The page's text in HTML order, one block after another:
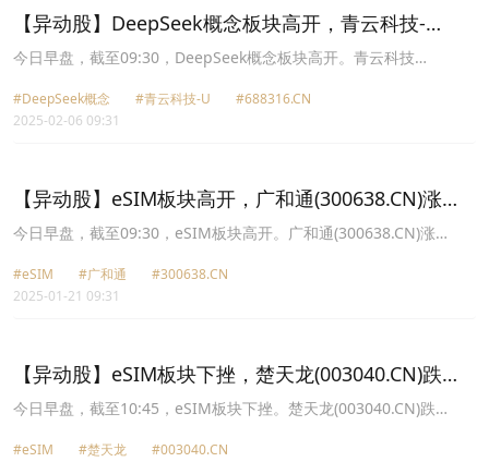
5.1元。
【异动股】DeepSeek概念板块高开，青云科技-
U(688316.CN)涨20.01%
今日早盘，截至09:30，DeepSeek概念板块高开。青云科技
20.00%报19.92元，每日互动(300766.CN)涨19.99%报34.7元，美格
智能(002881.CN)涨10.01%报48.69元，杭钢股份(600126.CN)涨
12.46元。
#DeepSeek概念 #青云科技-U
#688316.CN
2025-02-06 09:31
【异动股】eSIM板块高开，广和通(300638.CN)涨
14.97%
今日早盘，截至09:30，eSIM板块高开。广和通(300638.CN)涨
龙(003040.CN)涨2.22%报12.87元，恒宝股份(002104.CN)涨0.75%
报6.73元，神州泰岳(300002.CN)涨0.60%报11.74元，东信和平
#eSIM #广和通
#300638.CN
2025-01-21 09:31
【异动股】eSIM板块下挫，楚天龙(003040.CN)跌
6.0%
今日早盘，截至10:45，eSIM板块下挫。楚天龙(003040.CN)跌
股份(002104.CN)跌2.47%报7.89元，紫光国微(002049.CN)跌1.23%
#eSIM #楚天龙
#003040.CN